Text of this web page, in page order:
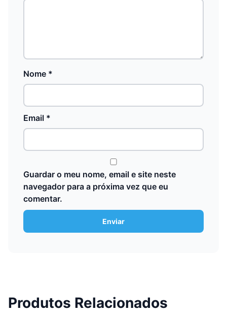
Nome *
Email *
Guardar o meu nome, email e site neste
navegador para a próxima vez que eu
comentar.
Produtos Relacionados